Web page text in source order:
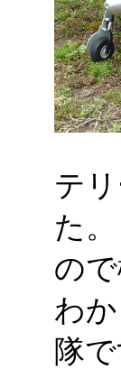
テ
た
の
わ
隊